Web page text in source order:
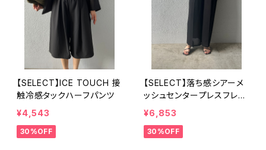
【SELECT】ICE TOUCH 接
触冷感タックハーフパンツ
¥4,543
30%OFF
【SELECT】落ち感シアーメ
ッシュセンタープレスフレア
パンツ
¥6,853
30%OFF